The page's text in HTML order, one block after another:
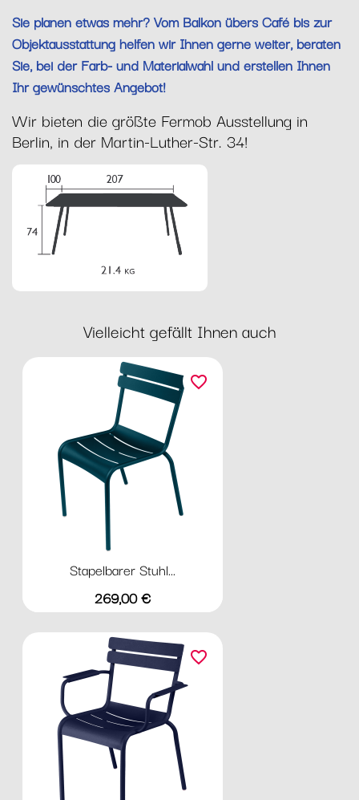
Sie planen etwas mehr? Vom Balkon übers Café bis zur
Objektausstattung helfen wir Ihnen gerne weiter, beraten
Sie, bei der Farb- und Materialwahl und erstellen Ihnen
Ihr gewünschtes Angebot!
Wir bieten die größte Fermob Ausstellung in
Berlin, in der Martin-Luther-Str. 34!
Vielleicht gefällt Ihnen auch
Stapelbarer Stuhl...
Preis
269,00 €
favorite_border
favorite_border